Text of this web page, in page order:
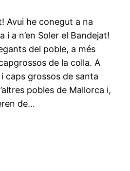
Avui he conegut a na
i a n’en Soler el Bandejat!
del poble, a més
de la colla. A
caps grossos de santa
pobles de Mallorca i,
de…